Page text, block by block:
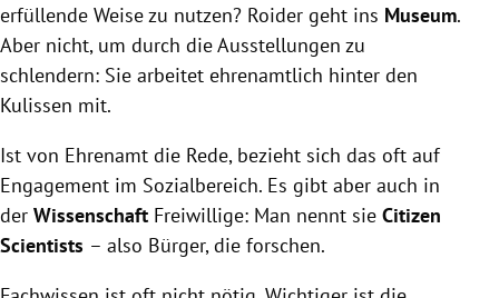
erfüllende Weise zu nutzen? Roider geht ins Museum.
Aber nicht, um durch die Ausstellungen zu
schlendern: Sie arbeitet ehrenamtlich hinter den
Kulissen mit.
Ist von Ehrenamt die Rede, bezieht sich das oft auf
Engagement im Sozialbereich. Es gibt aber auch in
der Wissenschaft Freiwillige: Man nennt sie Citizen
Scientists – also Bürger, die forschen.